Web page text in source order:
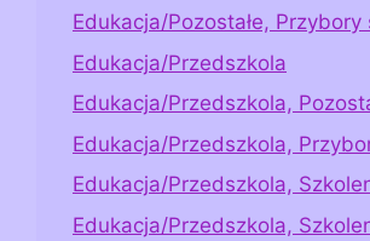
Edukacja/Pozostałe, Przybory
Edukacja/Przedszkola
Edukacja/Przedszkola,
Edukacja/Przedszkola,
Edukacja/Przedszkola,
Edukacja/Przedszkola,